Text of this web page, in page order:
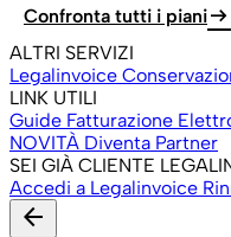
Confronta tutti i pianiarrow_right_alt
ALTRI SERVIZI
Legalinvoice
LINK UTILI
Guide Fatturazione
NOVITÀ Diventa Partner
SEI GIÀ CLIENTE
Accedi a Legalinvoice
arrow_back